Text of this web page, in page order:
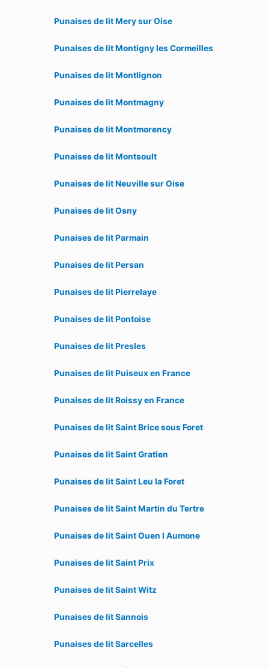
Punaises de lit Mery sur Oise
Punaises de lit Montigny les Cormeilles
Punaises de lit Montlignon
Punaises de lit Montmagny
Punaises de lit Montmorency
Punaises de lit Montsoult
Punaises de lit Neuville sur Oise
Punaises de lit Osny
Punaises de lit Parmain
Punaises de lit Persan
Punaises de lit Pierrelaye
Punaises de lit Pontoise
Punaises de lit Presles
Punaises de lit Puiseux en France
Punaises de lit Roissy en France
Punaises de lit Saint Brice sous Foret
Punaises de lit Saint Gratien
Punaises de lit Saint Leu la Foret
Punaises de lit Saint Martin du Tertre
Punaises de lit Saint Ouen l Aumone
Punaises de lit Saint Prix
Punaises de lit Saint Witz
Punaises de lit Sannois
Punaises de lit Sarcelles